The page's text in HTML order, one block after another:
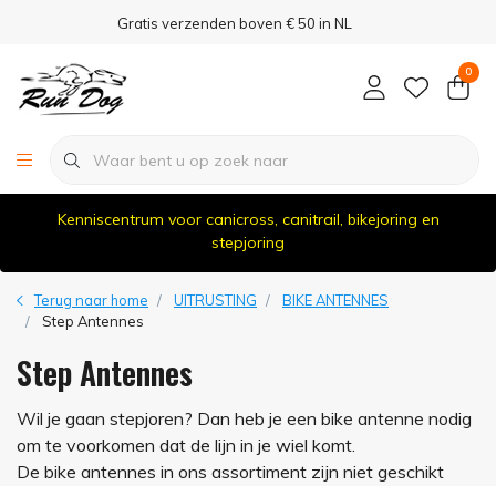
Gratis verzenden boven € 50 in NL
0
Kenniscentrum voor canicross, canitrail, bikejoring en
stepjoring
Terug naar home UITRUSTING
BIKE ANTENNES
Step Antennes
Step Antennes
Wil je gaan stepjoren? Dan heb je een bike antenne nodig
om te voorkomen dat de lijn in je wiel komt.
De bike antennes in ons assortiment zijn niet geschikt